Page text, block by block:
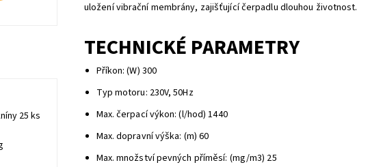
uložení vibrační membrány, zajišťující čerpadlu dlouhou životnost.
TECHNICKÉ PARAMETRY
Příkon: (W) 300
Typ motoru: 230V, 50Hz
Max. čerpací výkon: (l/hod) 1440
Max. dopravní výška: (m) 60
Max. množství pevných příměsí: (mg/m3) 25
25 ks